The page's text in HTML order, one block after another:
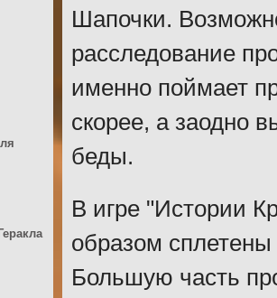
Шапочки.
расследование
именно поймает
скорее, а заодно
беды.
В игре "Истории
образом сплетены
Большую часть